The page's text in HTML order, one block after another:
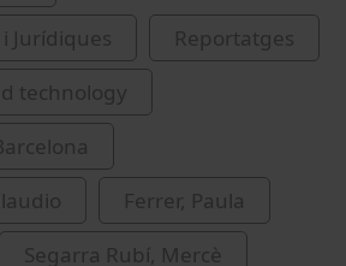
i Jurídiques
Reportatges
technology
Ferrer, Paula
Segarra Rubí, Mercè